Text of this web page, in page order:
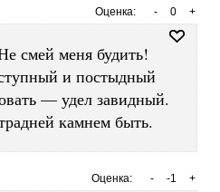
Оценка: +
0
-
смей меня будить!
и постыдный
— удел завидный.
камнем быть.
Оценка: +
-1
-